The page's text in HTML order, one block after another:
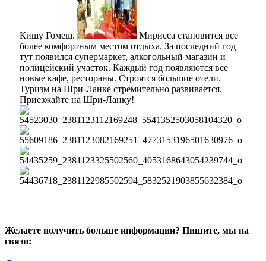
Кишу Гомеш.
Мирисса становится все
более комфортным местом отдыха. За последний год
тут появился супермаркет, алкогольный магазин и
полицейский участок. Каждый год появляются все
новые кафе, рестораны. Строятся большие отели.
Туризм на Шри-Ланке стремительно развивается.
Приезжайте на Шри-Ланку!
Желаете получить больше информации? Пишите, мы на
связи: